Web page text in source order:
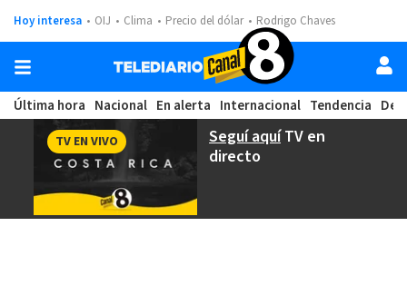
Hoy interesa OIJ Clima Precio del dólar Rodrigo Chaves
Última hora Nacional En alerta Internacional Tendencia
Seguí aquíTV en
directo
TV EN VIVO